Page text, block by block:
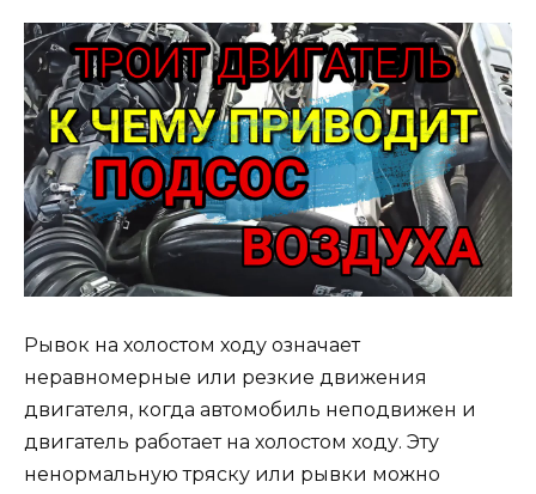
Рывок на холостом ходу означает
неравномерные или резкие движения
двигателя, когда автомобиль неподвижен и
двигатель работает на холостом ходу. Эту
ненормальную тряску или рывки можно